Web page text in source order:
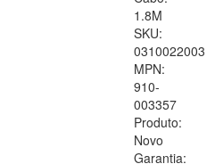
1.8M
SKU:
0310022003
MPN:
910-
003357
Produto:
Novo
Garantia: